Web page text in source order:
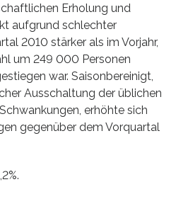
Erholung und
aufgrund schlechter
2010 stärker als im Vorjahr,
um 249 000 Personen
war. Saisonbereinigt,
Ausschaltung der üblichen
erhöhte sich
gegenüber dem Vorquartal